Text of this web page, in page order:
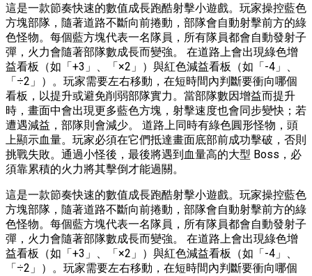
這是一款節奏快速的數值成長跑酷射擊小遊戲。玩家操控藍色
方塊部隊，隨著道路不斷向前捲動，部隊會自動射擊前方的綠
色怪物。每個藍方塊代表一名隊員，所有隊員都會自動發射子
彈，火力會隨著部隊數成長而變強。 在道路上會出現綠色增
益看板（如「+3」、「×2」）與紅色減益看板（如「-4」、
「÷2」）。玩家需要左右移動，在短時間內判斷要衝向哪個
看板，以提升或避免削弱部隊實力。當部隊數因增益而提升
時，畫面中會出現更多藍色方塊，射擊速度也會同步變快；若
遭遇減益，部隊則會減少。 道路上同時有綠色圓形怪物，頭
上顯示血量。玩家必須在它們抵達畫面底部前成功擊破，否則
挑戰失敗。通過小怪後，最後將遇到血量高的大型 Boss，必
須靠累積的火力將其擊倒才能過關。
這是一款節奏快速的數值成長跑酷射擊小遊戲。玩家操控藍色
方塊部隊，隨著道路不斷向前捲動，部隊會自動射擊前方的綠
色怪物。每個藍方塊代表一名隊員，所有隊員都會自動發射子
彈，火力會隨著部隊數成長而變強。 在道路上會出現綠色增
益看板（如「+3」、「×2」）與紅色減益看板（如「-4」、
「÷2」）。玩家需要左右移動，在短時間內判斷要衝向哪個